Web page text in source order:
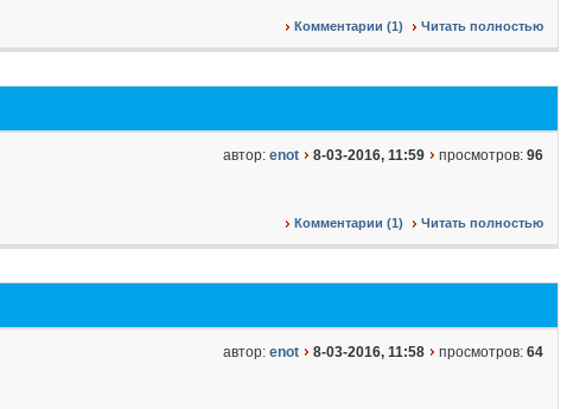
Комментарии (1) Читать полностью
автор: enot 8-03-2016, 11:59 просмотров: 96
Комментарии (1) Читать полностью
автор: enot 8-03-2016, 11:58 просмотров: 64